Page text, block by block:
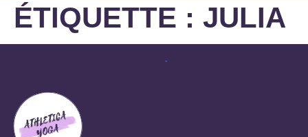
ÉTIQUETTE : JULIA